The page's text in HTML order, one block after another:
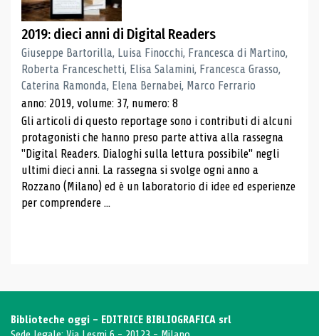
2019: dieci anni di Digital Readers
Giuseppe Bartorilla, Luisa Finocchi, Francesca di Martino,
Roberta Franceschetti, Elisa Salamini, Francesca Grasso,
Caterina Ramonda, Elena Bernabei, Marco Ferrario
anno: 2019, volume: 37, numero: 8
Gli articoli di questo reportage sono i contributi di alcuni
protagonisti che hanno preso parte attiva alla rassegna
"Digital Readers. Dialoghi sulla lettura possibile" negli
ultimi dieci anni. La rassegna si svolge ogni anno a
Rozzano (Milano) ed è un laboratorio di idee ed esperienze
per comprendere ...
Biblioteche oggi - EDITRICE BIBLIOGRAFICA srl